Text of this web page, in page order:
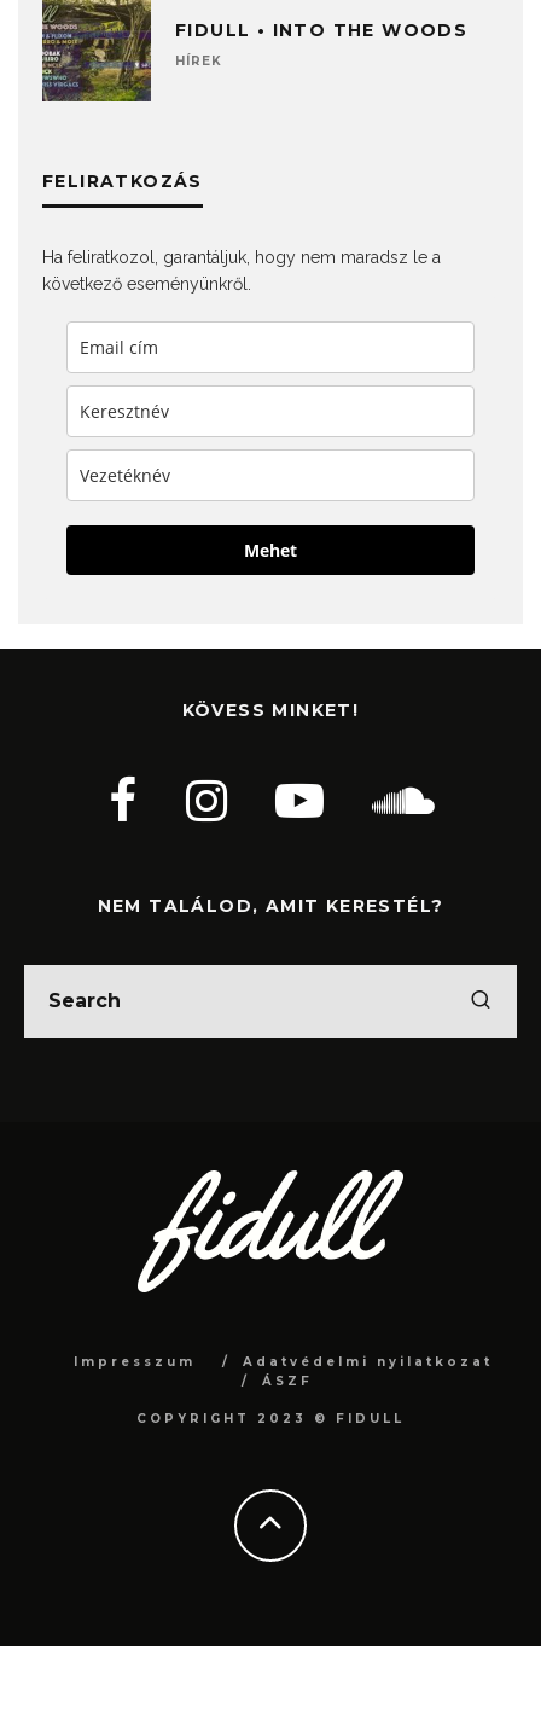
FIDULL • INTO THE WOODS
HÍREK
FELIRATKOZÁS
Ha feliratkozol, garantáljuk, hogy nem maradsz le a
következő eseményünkről.
Mehet
KÖVESS MINKET!
NEM TALÁLOD, AMIT KERESTÉL?
Impresszum
Adatvédelmi nyilatkozat
ÁSZF
COPYRIGHT 2023 © FIDULL